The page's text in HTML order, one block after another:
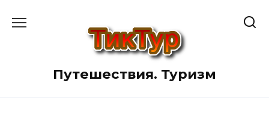
Путешествия. Туризм